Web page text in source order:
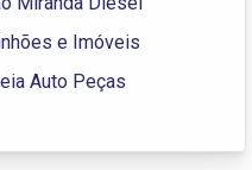
e Imóveis
Auto Peças